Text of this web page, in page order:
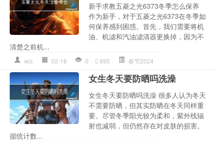
新手求教五菱之光6373冬季怎么保养
作为新手，对于五菱之光6373在冬季如
何保养感到困惑。首先，我们需要将机
油、机滤和汽油滤清器更换掉，因为不
清楚之前机...
wlz 02-18 0 895 春节2024
女生冬天要防晒吗洗澡
女生冬天要防晒吗洗澡 很多人认为冬天
不需要防晒，但其实防晒在冬天同样重
要。尽管冬季阳光较为柔和，紫外线辐
射也减弱，但仍然存在对皮肤的损害。
据统计数...